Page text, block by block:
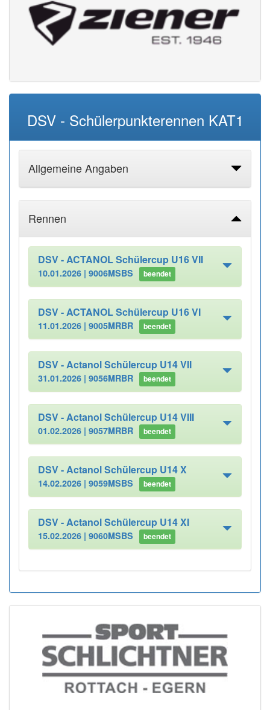
DSV - Schülerpunkterennen KAT1
Allgemeine Angaben
Rennen
DSV - ACTANOL Schülercup U16 VII
10.01.2026 | 9006MSBS beendet
DSV - ACTANOL Schülercup U16 VI
11.01.2026 | 9005MRBR beendet
DSV - Actanol Schülercup U14 VII
31.01.2026 | 9056MRBR beendet
DSV - Actanol Schülercup U14 VIII
01.02.2026 | 9057MRBR beendet
DSV - Actanol Schülercup U14 X
14.02.2026 | 9059MSBS beendet
DSV - Actanol Schülercup U14 XI
15.02.2026 | 9060MSBS beendet